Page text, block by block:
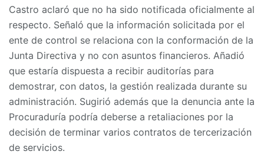
Castro aclaró que no ha sido notificada oficialmente al
respecto. Señaló que la información solicitada por el
ente de control se relaciona con la conformación de la
Junta Directiva y no con asuntos financieros. Añadió
que estaría dispuesta a recibir auditorías para
demostrar, con datos, la gestión realizada durante su
administración. Sugirió además que la denuncia ante la
Procuraduría podría deberse a retaliaciones por la
decisión de terminar varios contratos de tercerización
de servicios.